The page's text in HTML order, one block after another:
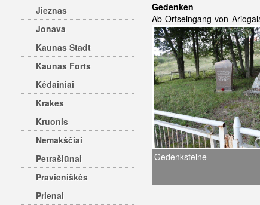
Jieznas
Jonava
Kaunas Stadt
Kaunas Forts
Kėdainiai
Krakes
Kruonis
Nemakščiai
Petrašiūnai
Pravieniškės
Prienai
Gedenken
Ab Ortseingang von
Gedenksteine